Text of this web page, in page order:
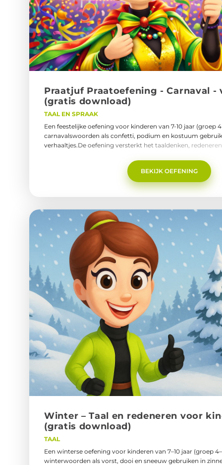
Praat­juf Praatoe­fe­ning - Car­na­val -
(gra­tis down­load)
TAAL EN SPRAAK
Een feestelijke oefening voor kinderen van 7-10 jaar (groep
carnavalswoorden als confetti, podium en kostuum
verhaaltjes.De oefening versterkt het taaldenken,
gebruiken.Praatjuf Praatoefening - thema Carnaval.pdf
BEKIJK OEFENING
Win­ter – Taal en re­de­ne­ren voor
(gra­tis down­load)
TAAL
Een winterse oefening voor kinderen van 7–10 jaar (groep
winterwoorden als vorst, dooi en sneeuw gebruiken in